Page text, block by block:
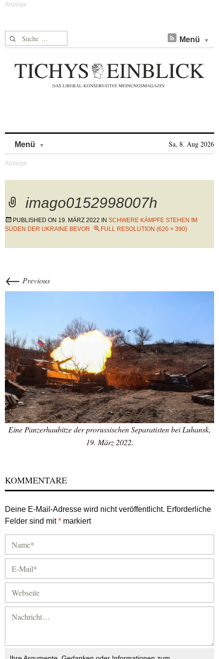
Suche nach: Menü
Menü Sa, 8. Aug 2026
imago0152998007h
PUBLISHED ON 19. MÄRZ 2022 IN SCHWERE KÄMPFE STEHEN IM
SÜDEN DER UKRAINE BEVOR
FULL RESOLUTION (620 × 390)
← Previous
Eine Panzerhaubitze der prorussischen Separatisten bei Luhansk,
19. März 2022.
KOMMENTARE
Deine E-Mail-Adresse wird nicht veröffentlicht. Erforderliche
Felder sind mit* markiert